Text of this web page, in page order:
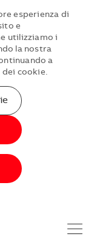
esperienza di
e
utilizziamo i
la nostra
a
dei cookie.